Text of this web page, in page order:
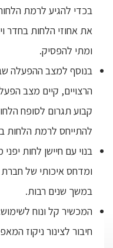
בכדי להגיע לרמת
את אחוזי הלחות בחדר
ומתי להפסיק.
בנוסף למצב ההפעלה
הרצויים, קיים מצב
קבוע תגרום לסופח
להתייחס לרמת הלחות
במשך שנים רבות.
המכשיר קל ונוח
חיבור לצינור ניקוז